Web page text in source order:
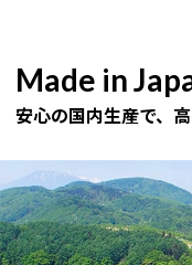
Made in
安心の国内生産で、